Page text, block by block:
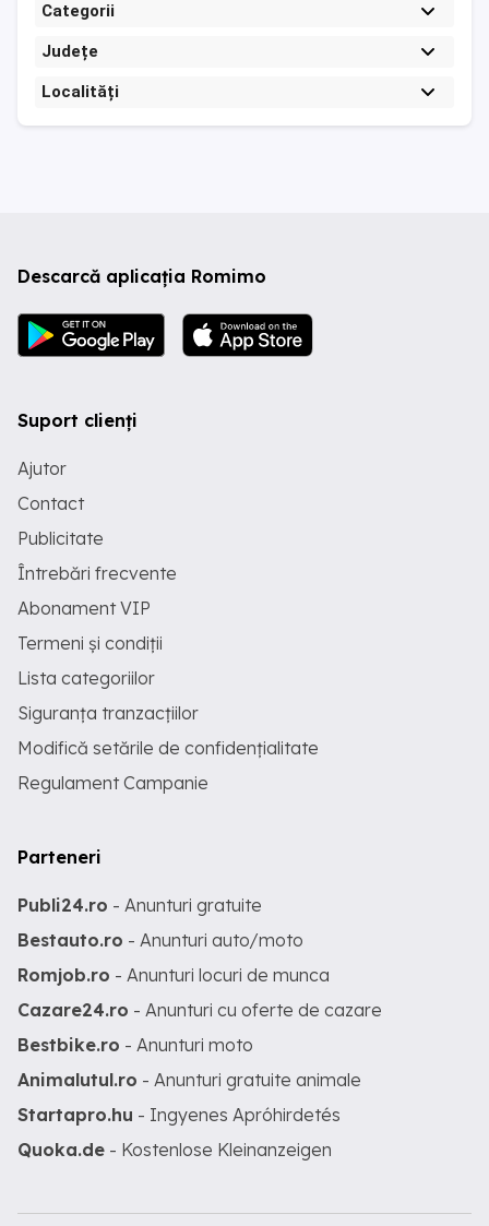
Categorii
Județe
Localități
Descarcă aplicația Romimo
Suport clienți
Ajutor
Contact
Publicitate
Întrebări frecvente
Abonament VIP
Termeni și condiții
Lista categoriilor
Siguranța tranzacțiilor
Modifică setările de confidențialitate
Regulament Campanie
Parteneri
Publi24.ro - Anunturi gratuite
Bestauto.ro - Anunturi auto/moto
Romjob.ro - Anunturi locuri de munca
Cazare24.ro - Anunturi cu oferte de cazare
Bestbike.ro - Anunturi moto
Animalutul.ro - Anunturi gratuite animale
Startapro.hu - Ingyenes Apróhirdetés
Quoka.de - Kostenlose Kleinanzeigen